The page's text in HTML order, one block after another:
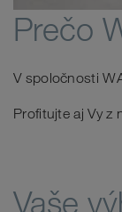
Prečo
V spoločnosti
Profitujte aj Vy z
Vaše